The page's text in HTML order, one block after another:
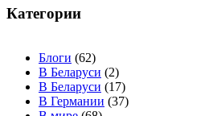
Категории
Блоги (62)
В Беларуси (2)
В Беларуси (17)
В Германии (37)